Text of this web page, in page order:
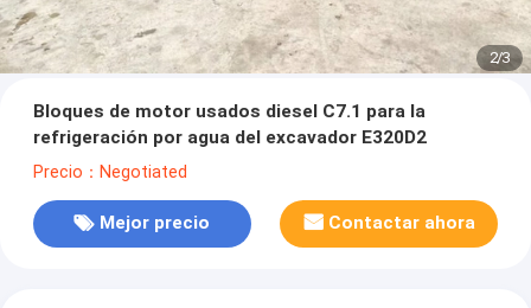
2/3
Bloques de motor usados diesel C7.1 para la
refrigeración por agua del excavador E320D2
Precio：Negotiated
Mejor precio Contactar ahora